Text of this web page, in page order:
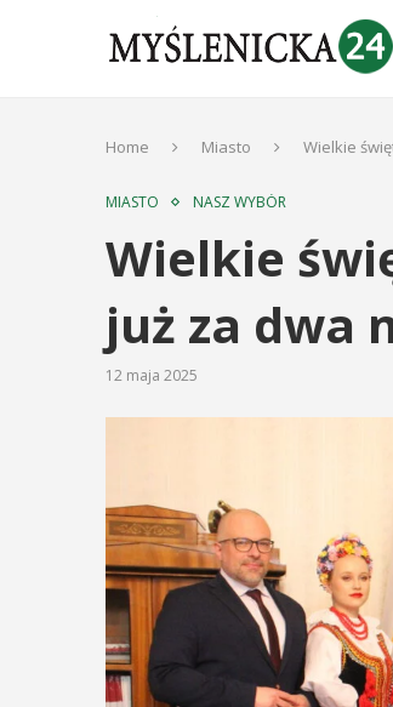
Home Miasto Wielkie
MIASTO NASZ WYBÓR
Wielkie
już za dwa
12 maja 2025